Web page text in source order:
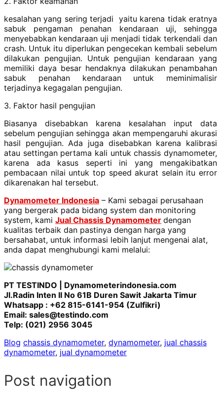
kesalahan yang sering terjadi yaitu karena tidak eratnya
sabuk pengaman penahan kendaraan uji, sehingga
menyebabkan kendaraan uji menjadi tidak terkendali dan
crash. Untuk itu diperlukan pengecekan kembali sebelum
dilakukan pengujian. Untuk pengujian kendaraan yang
memiliki daya besar hendaknya dilakukan penambahan
sabuk penahan kendaraan untuk meminimalisir
terjadinya kegagalan pengujian.
3. Faktor hasil pengujian
Biasanya disebabkan karena kesalahan input data
sebelum pengujian sehingga akan mempengaruhi akurasi
hasil pengujian. Ada juga disebabkan karena kalibrasi
atau settingan pertama kali untuk chassis dynamometer,
karena ada kasus seperti ini yang mengakibatkan
pembacaan nilai untuk top speed akurat selain itu error
dikarenakan hal tersebut.
Dynamometer Indonesia – Kami sebagai perusahaan
yang bergerak pada bidang system dan monitoring
system, kami Jual Chassis Dynamometer dengan
kualitas terbaik dan pastinya dengan harga yang
bersahabat, untuk informasi lebih lanjut mengenai alat,
anda dapat menghubungi kami melalui:
PT TESTINDO | Dynamometerindonesia.com
Jl.Radin Inten II No 61B Duren Sawit Jakarta Timur
Whatsapp : +62 815-6141-954 (Zulfikri)
Email: sales@testindo.com
Telp: (021) 2956 3045
Blog chassis dynamometer, dynamometer, jual chassis
dynamometer, jual dynamometer
Post navigation